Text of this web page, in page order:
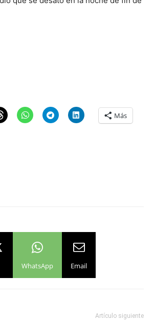
Más
WhatsApp Email
Artículo siguiente